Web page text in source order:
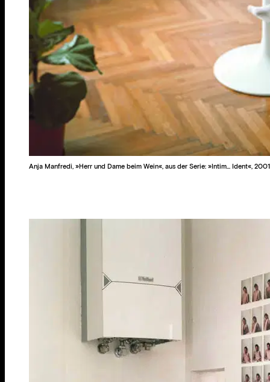
Anja Manfredi, »Herr und Dame beim Wein«, aus der Serie: »Intim... Ident«,